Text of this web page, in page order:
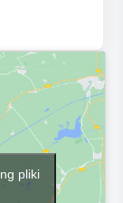
pliki